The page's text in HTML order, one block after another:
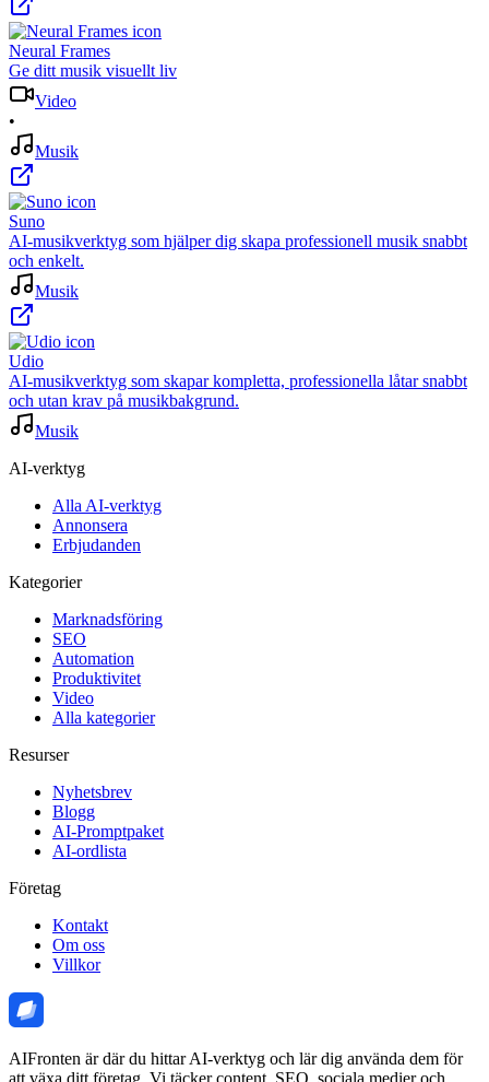
Neural Frames
Ge ditt musik visuellt liv
Video
•
Musik
Suno
AI-musikverktyg som hjälper dig skapa professionell musik snabbt
och enkelt.
Musik
Udio
AI-musikverktyg som skapar kompletta, professionella låtar snabbt
och utan krav på musikbakgrund.
Musik
AI-verktyg
Alla AI-verktyg
Annonsera
Erbjudanden
Kategorier
Marknadsföring
SEO
Automation
Produktivitet
Video
Alla kategorier
Resurser
Nyhetsbrev
Blogg
AI-Promptpaket
AI-ordlista
Företag
Kontakt
Om oss
Villkor
AIFronten är där du hittar AI-verktyg och lär dig använda dem för
att växa ditt företag. Vi täcker content, SEO, sociala medier och